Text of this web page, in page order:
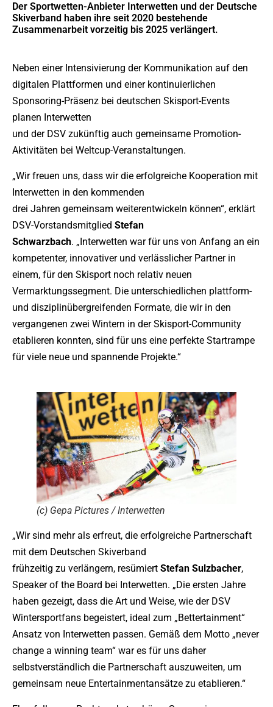
Der Sportwetten-Anbieter Interwetten und der Deutsche
Skiverband haben ihre seit 2020 bestehende
Zusammenarbeit vorzeitig bis 2025 verlängert.
Neben einer Intensivierung der Kommunikation auf den
digitalen Plattformen und einer kontinuierlichen
Sponsoring-Präsenz bei deutschen Skisport-Events
planen Interwetten
und der DSV zukünftig auch gemeinsame Promotion-
Aktivitäten bei Weltcup-Veranstaltungen.
„Wir freuen uns, dass wir die erfolgreiche Kooperation mit
Interwetten in den kommenden
drei Jahren gemeinsam weiterentwickeln können“, erklärt
DSV-Vorstandsmitglied Stefan
Schwarzbach. „Interwetten war für uns von Anfang an ein
kompetenter, innovativer und verlässlicher Partner in
einem, für den Skisport noch relativ neuen
Vermarktungssegment. Die unterschiedlichen plattform-
und disziplinübergreifenden Formate, die wir in den
vergangenen zwei Wintern in der Skisport-Community
etablieren konnten, sind für uns eine perfekte Startrampe
für viele neue und spannende Projekte.“
(c) Gepa Pictures / Interwetten
„Wir sind mehr als erfreut, die erfolgreiche Partnerschaft
mit dem Deutschen Skiverband
frühzeitig zu verlängern, resümiert Stefan Sulzbacher,
Speaker of the Board bei Interwetten. „Die ersten Jahre
haben gezeigt, dass die Art und Weise, wie der DSV
Wintersportfans begeistert, ideal zum „Bettertainment“
Ansatz von Interwetten passen. Gemäß dem Motto „never
change a winning team“ war es für uns daher
selbstverständlich die Partnerschaft auszuweiten, um
gemeinsam neue Entertainmentansätze zu etablieren.“